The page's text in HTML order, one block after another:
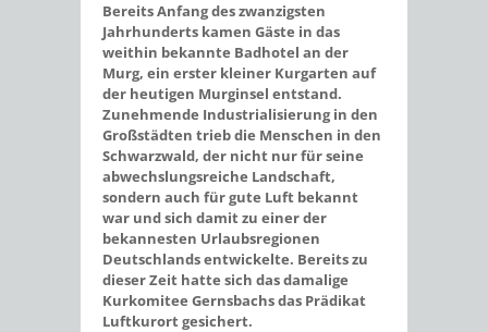
Bereits Anfang des zwanzigsten
Jahrhunderts kamen Gäste in das
weithin bekannte Badhotel an der
Murg, ein erster kleiner Kurgarten auf
der heutigen Murginsel entstand.
Zunehmende Industrialisierung in den
Großstädten trieb die Menschen in den
Schwarzwald, der nicht nur für seine
abwechslungsreiche Landschaft,
sondern auch für gute Luft bekannt
war und sich damit zu einer der
bekannesten Urlaubsregionen
Deutschlands entwickelte. Bereits zu
dieser Zeit hatte sich das damalige
Kurkomitee Gernsbachs das Prädikat
Luftkurort gesichert.